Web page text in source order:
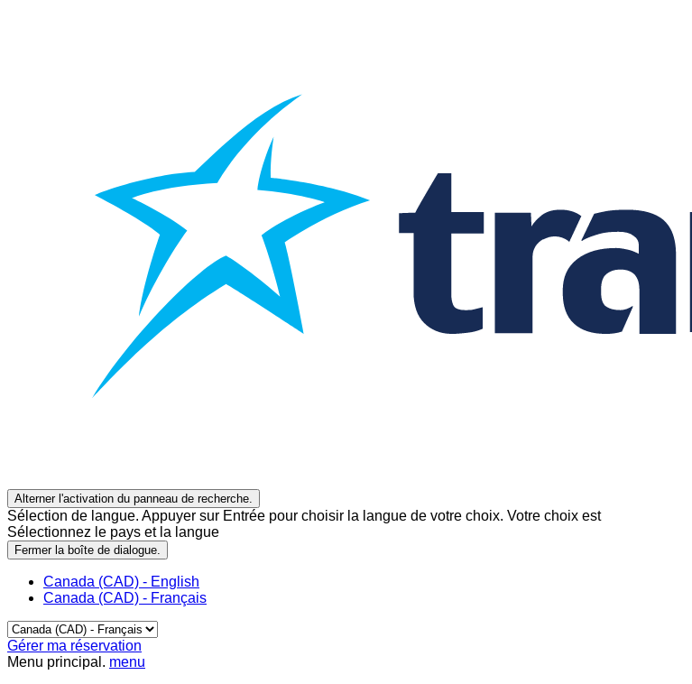
Alterner l'activation du panneau de recherche.
Sélection de langue. Appuyer sur Entrée pour choisir la langue de votre choix. Votre choix est
Sélectionnez le pays et la langue
Fermer la boîte de dialogue.
Canada (CAD) - English
Canada (CAD) - Français
Gérer ma réservation
Menu principal. menu